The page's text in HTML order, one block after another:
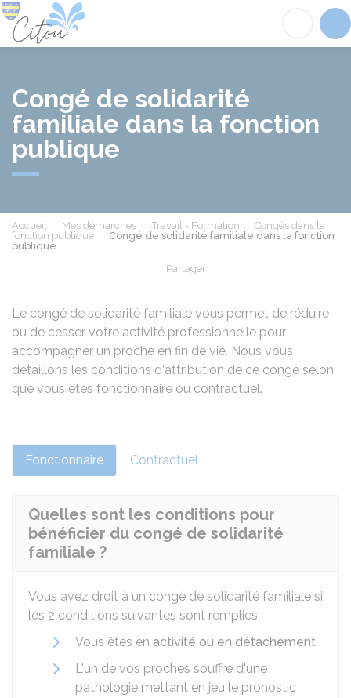
Congé de solidarité
familiale dans la fonction
publique
Accueil Mes démarches Travail - Formation
Congés dans la
fonction publique
Congé de solidarité familiale dans la fonction
publique
Partager
Le congé de solidarité familiale vous permet de réduire
ou de cesser votre activité professionnelle pour
accompagner un proche en fin de vie. Nous vous
détaillons les conditions d'attribution de ce congé selon
que vous êtes fonctionnaire ou contractuel.
Fonctionnaire Contractuel
Quelles sont les conditions pour
bénéficier du congé de solidarité
familiale ?
Vous avez droit à un congé de solidarité familiale si
les 2 conditions suivantes sont remplies :
Vous êtes en activité ou en détachement
L'un de vos proches souffre d'une
pathologie mettant en jeu le pronostic